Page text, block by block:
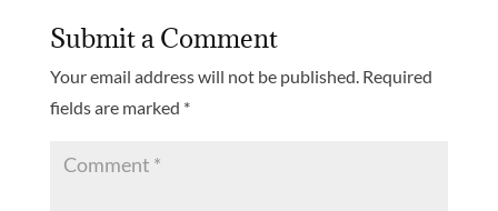
Submit a Comment
Your email address will not be published. Required
fields are marked *